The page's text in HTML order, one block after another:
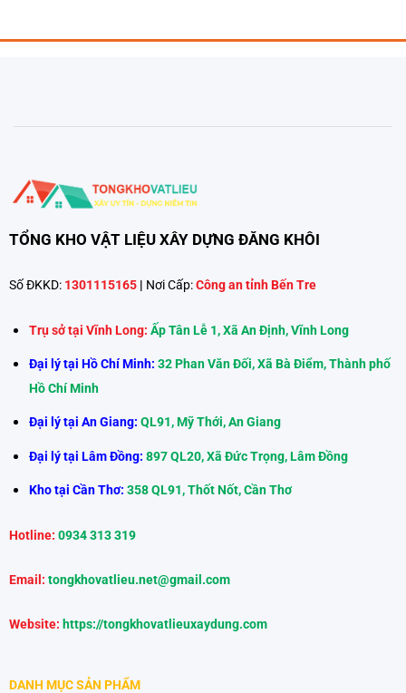
TỔNG KHO VẬT LIỆU XÂY DỰNG ĐĂNG KHÔI
Số ĐKKD: 1301115165 | Nơi Cấp: Công an tỉnh Bến Tre
Trụ sở tại Vĩnh Long: Ấp Tân Lễ 1, Xã An Định, Vĩnh Long
Đại lý tại Hồ Chí Minh: 32 Phan Văn Đối, Xã Bà Điểm, Thành phố
Hồ Chí Minh
Đại lý tại An Giang: QL91, Mỹ Thới, An Giang
Đại lý tại Lâm Đồng:897 QL20, Xã Đức Trọng, Lâm Đồng
Kho tại Cần Thơ: 358 QL91, Thốt Nốt, Cần Thơ
Hotline: 0934 313 319
Email: tongkhovatlieu.net@gmail.com
Website: https://tongkhovatlieuxaydung.com
DANH MỤC SẢN PHẨM